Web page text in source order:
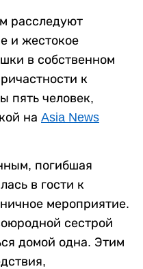
расследуют
и жестокое
в собственном
к
пять человек,
на Asia News
погибшая
в гости к
мероприятие.
сестрой
домой одна. Этим